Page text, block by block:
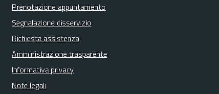
Prenotazione appuntamento
Segnalazione disservizio
Richiesta assistenza
Amministrazione trasparente
Informativa privacy
Note legali